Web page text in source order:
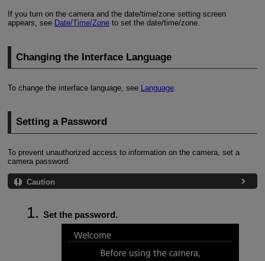
If you turn on the camera and the date/time/zone setting screen
appears, see Date/Time/Zoneto set the date/time/zone.
Changing the Interface Language
To change the interface language, see Language.
Setting a Password
To prevent unauthorized access to information on the camera, set a
camera password.
Caution
Set the password.